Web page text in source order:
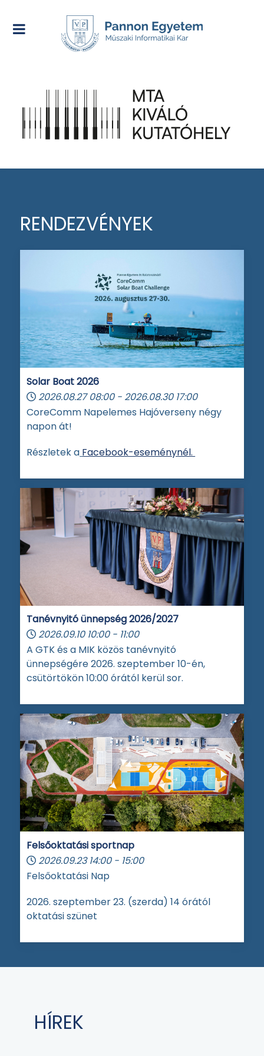
RENDEZVÉNYEK
Solar Boat 2026
2026.08.27 08:00 - 2026.08.30 17:00
CoreComm Napelemes Hajóverseny négy
napon át!
Részletek a Facebook-eseménynél.
Tanévnyitó ünnepség 2026/2027
2026.09.10 10:00 - 11:00
A GTK és a MIK közös tanévnyitó
ünnepségére 2026. szeptember 10-én,
csütörtökön 10:00 órától kerül sor.
Felsőoktatási sportnap
2026.09.23 14:00 - 15:00
Felsőoktatási Nap
2026. szeptember 23. (szerda) 14 órától
oktatási szünet
HÍREK